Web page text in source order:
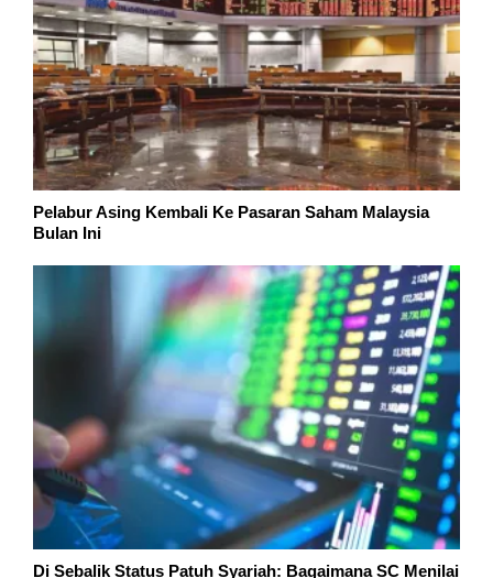
Pelabur Asing Kembali Ke Pasaran Saham Malaysia
Bulan Ini
Di Sebalik Status Patuh Syariah: Bagaimana SC Menilai
Sesebuah Syarikat?